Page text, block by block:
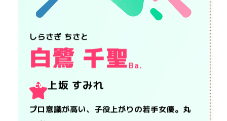
しらさぎ ちさと
白鷺 千聖 Ba.
CV 上坂 すみれ
プロ意識が高い、子役上がりの若手女優。丸